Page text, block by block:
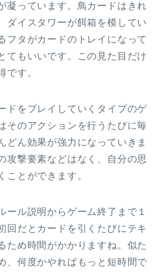
凝っています。鳥カードはきれ
ダイスタワーが餌箱を模してい
フタがカードのトレイになって
てもいいです。この見た目だけ
です。
ドをプレイしていくタイプのゲ
そのアクションを行うたびに毎
どん効果が強力になっていきま
攻撃要素などはなく、自分の思
ことができます。
ール説明からゲーム終了まで１
回だとカードを引くたびにテキ
ため時間がかかりますね。似た
、何度かやればもっと短時間で